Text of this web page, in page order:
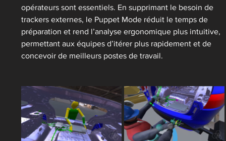
opérateurs sont essentiels. En supprimant le besoin de
trackers externes, le Puppet Mode réduit le temps de
préparation et rend l’analyse ergonomique plus intuitive,
permettant aux équipes d’itérer plus rapidement et de
concevoir de meilleurs postes de travail.